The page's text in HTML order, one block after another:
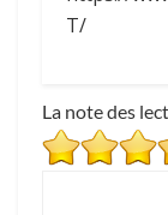
T/
La note des